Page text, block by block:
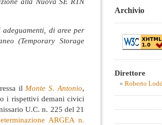
adeguamenti, di aree per
(Temporary Storage
il Monte S. Antonio,
i rispettivi demani civici
U.C. n. 225 del 21
ARGEA n.
Archivio
Direttore
Roberto